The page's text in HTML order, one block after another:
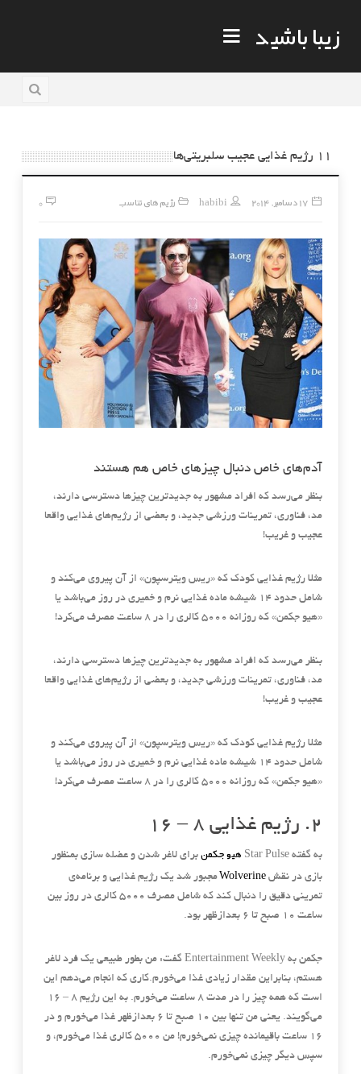
زیبا باشید
۱۱ رژیم غذایی عجیب سلبریتی‌ها
17 دسامبر, 2014 habibi رژیم های تناسب 0
آدم‌های خاص دنبال چیزهای خاص هم هستند
بنظر می‌رسد که افراد مشهور به جدیدترین چیزها دسترسی دارند،
مد، فناوری، تمرینات ورزشی جدید، و بعضی از رژیم‌های غذایی واقعا
عجیب و غریب!
مثلا رژیم غذایی کودک که «ریس ویترسپون» از آن پیروی می‌کند و
شامل حدود ۱۴ شیشه ماده غذایی نرم و خمیری در روز می‌باشد یا
«هیو جکمن» که روزانه ۵۰۰۰ کالری را در ۸ ساعت مصرف می‌کرد !
بنظر می‌رسد که افراد مشهور به جدیدترین چیزها دسترسی دارند،
مد، فناوری، تمرینات ورزشی جدید، و بعضی از رژیم‌های غذایی واقعا
عجیب و غریب!
مثلا رژیم غذایی کودک که «ریس ویترسپون» از آن پیروی می‌کند و
شامل حدود ۱۴ شیشه ماده غذایی نرم و خمیری در روز می‌باشد یا
«هیو جکمن» که روزانه ۵۰۰۰ کالری را در ۸ ساعت مصرف می‌کرد !
۲. رژیم غذایی ۸ – ۱۶
به گفته Star Pulse هیو جکمنبرای لاغر شدن و عضله سازی بمنظور
بازی در نقش Wolverineمجبور شد یک رژیم غذایی و برنامه‌ی
تمرینی دقیق را دنبال کند که شامل مصرف ۵۰۰۰ کالری در روز بین
ساعت ۱۰ صبح تا ۶ بعدازظهر بود
.
جکمن به Entertainment Weekly گفت: من بطور طبیعی یک فرد لاغر
هستم، بنابراین مقدار زیادی غذا می‌خورم.کاری که انجام می‌دهم این
است که همه چیز را در مدت ۸ ساعت می‌خورم
. به این رژیم ۸ – ۱۶
می‌گویند.
یعنی من تنها بین ۱۰ صبح تا ۶ بعدازظهر غذا می‌خورم و در
۱۶ ساعت باقیمانده چیزی نمی‌خورم
!
من ۵۰۰۰ کالری غذا می‌خورم، و
سپس دیگر چیزی نمی‌خورم.